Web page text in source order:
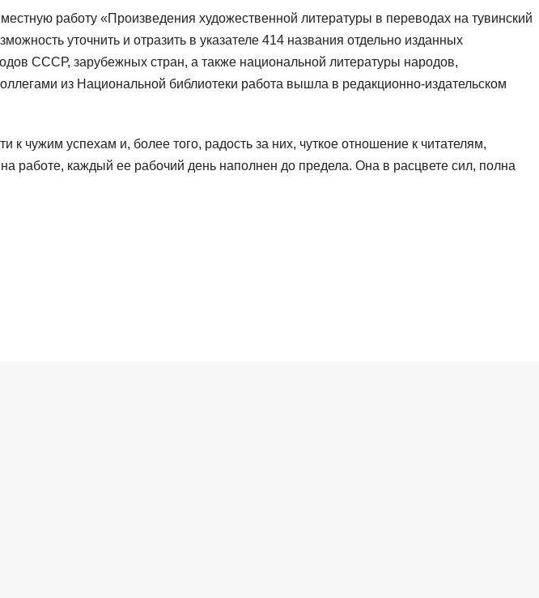
работу «Произведения художественной литературы в переводах на тувинский
уточнить и отразить в указателе 414 названия отдельно изданных
СССР, зарубежных стран, а также национальной литературы народов,
из Национальной библиотеки работа вышла в редакционно-издательском
к чужим успехам и, более того, радость за них, чуткое отношение к читателям,
работе, каждый ее рабочий день наполнен до предела. Она в расцвете сил, полна